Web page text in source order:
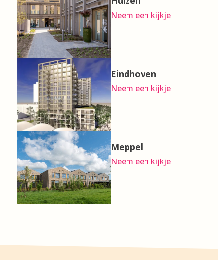
Neem een kijkje
Eindhoven
Neem een kijkje
Meppel
Neem een kijkje